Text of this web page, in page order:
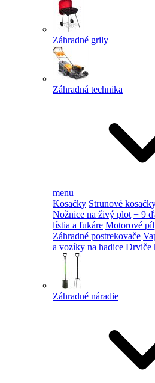
Záhradné grily
Záhradná technika
menu
Kosačky Strunové
Nožnice na živý plot + 9
lístia a fukáre Motorové
Záhradné postrekovače
a vozíky na hadice Drviče
Záhradné náradie